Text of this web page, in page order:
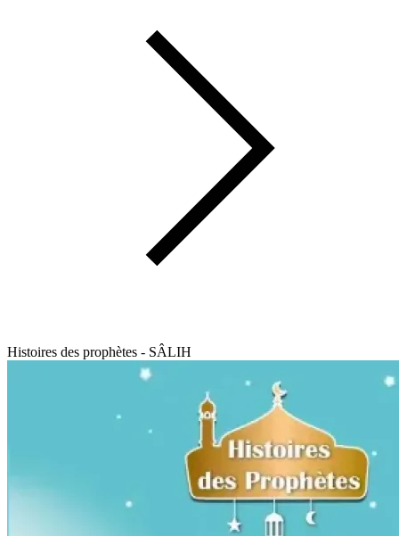
Histoires des prophètes - SÂLIH